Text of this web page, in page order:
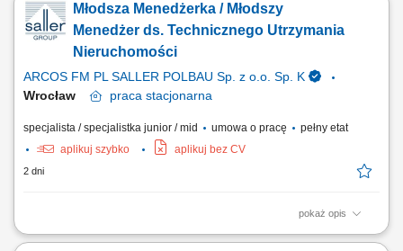
dokumentacji związanej z zakwaterowaniem, ewidencją wyposażenia
oraz zgłoszeniami technicznymi. Koordynowanie współpracy z firmami
świadczącymi usługi porządkowe,...
Młodsza Menedżerka / Młodszy
Menedżer ds. Technicznego Utrzymania
Nieruchomości
ARCOS FM PL SALLER POLBAU Sp. z o.o. Sp. K
Wrocław
praca stacjonarna
specjalista / specjalistka junior / mid umowa o pracę
pełny etat
aplikuj szybko
aplikuj bez CV
2 dni
pokaż opis
Zakres obowiązków: samodzielne zarządzanie nieruchomościami